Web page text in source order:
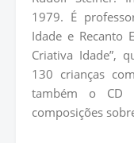
1979. É
Idade e Recanto
Criativa Idade”,
130 crianças
também o CD
composições